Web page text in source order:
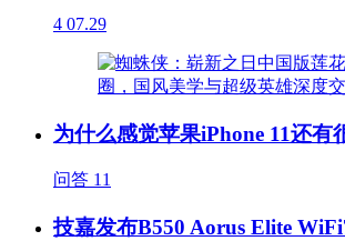
4 07.29
为什么感觉苹果iPhone 11还有
问答 11
技嘉发布B550 Aorus Elite